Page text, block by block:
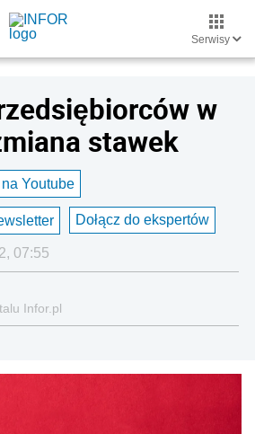
Serwisy
w
stawek
Youtube
Dołącz do ekspertów
07:55
Infor.pl